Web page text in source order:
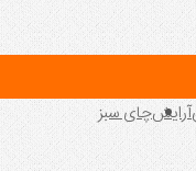
آرایشچای سبز